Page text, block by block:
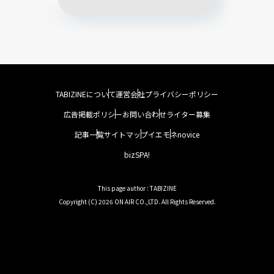
TABIZINEについて運営会社プライバシーポリシー
広告掲載ポリシーお問い合わせライター募集
記事一覧サイトマップイエモネnovice
bizSPA!
This page author : TABIZINE
Copyright (C) 2026 ON AIR CO.,LTD. All Rights Reserved.